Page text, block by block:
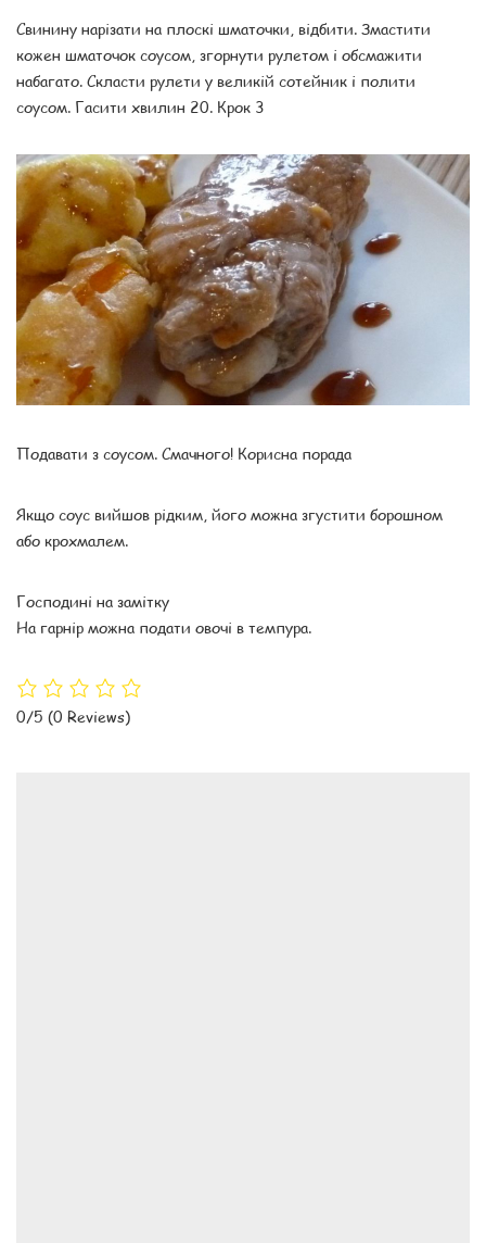
Свинину нарізати на плоскі шматочки, відбити. Змастити
кожен шматочок соусом, згорнути рулетом і обсмажити
набагато. Скласти рулети у великій сотейник і полити
соусом. Гасити хвилин 20. Крок 3
Подавати з соусом. Смачного! Корисна порада
Якщо соус вийшов рідким, його можна згустити борошном
або крохмалем.
Господині на замітку
На гарнір можна подати овочі в темпура.
0/5 (0 Reviews)